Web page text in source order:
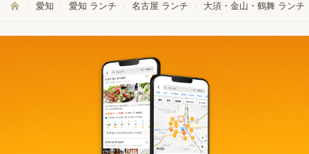
愛知 愛知 ランチ 名古屋 ランチ 大須・金山・鶴舞 ランチ